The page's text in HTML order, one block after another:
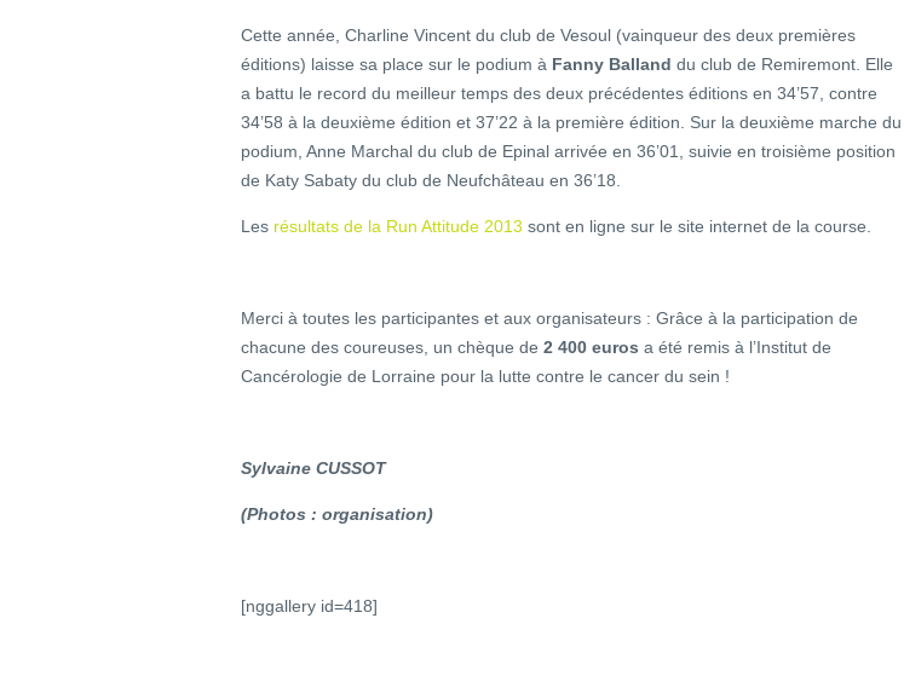
Cette année, Charline Vincent du club de Vesoul (vainqueur des deux premières
éditions) laisse sa place sur le podium à Fanny Balland du club de Remiremont. Elle
a battu le record du meilleur temps des deux précédentes éditions en 34’57, contre
34’58 à la deuxième édition et 37’22 à la première édition. Sur la deuxième marche du
podium, Anne Marchal du club de Epinal arrivée en 36’01, suivie en troisième position
de Katy Sabaty du club de Neufchâteau en 36’18.
Les résultats de la Run Attitude 2013 sont en ligne sur le site internet de la course.
Merci à toutes les participantes et aux organisateurs : Grâce à la participation de
chacune des coureuses, un chèque de 2 400 euros a été remis à l’Institut de
Cancérologie de Lorraine pour la lutte contre le cancer du sein !
Sylvaine CUSSOT
(Photos : organisation)
[nggallery id=418]